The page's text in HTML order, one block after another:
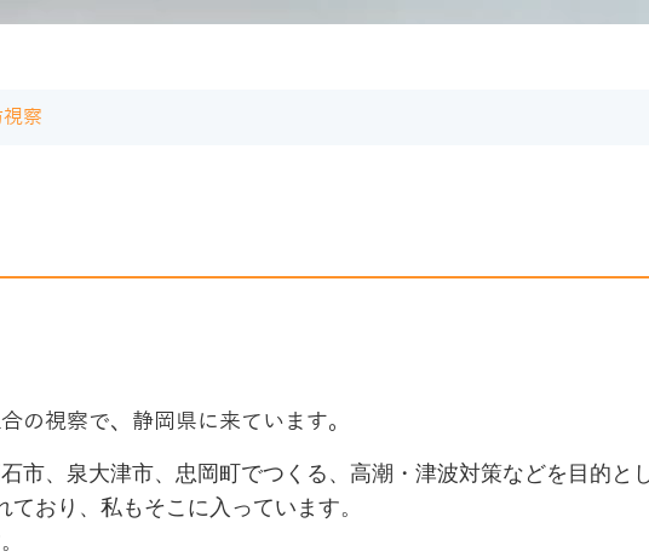
察
の視察で、静岡県に来ています。
市、泉大津市、忠岡町でつくる、高潮・津波対策などを目的と
おり、私もそこに入っています。